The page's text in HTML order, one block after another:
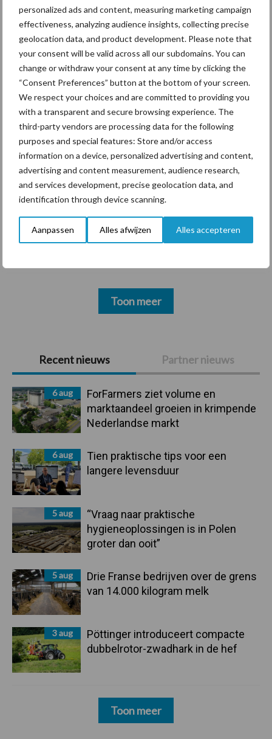
personalized ads and content, measuring marketing campaign
effectiveness, analyzing audience insights, collecting precise
geolocation data, and product development. Please note that
your consent will be valid across all our subdomains. You can
change or withdraw your consent at any time by clicking the
“Consent Preferences” button at the bottom of your screen.
We respect your choices and are committed to providing you
with a transparent and secure browsing experience. The
third-party vendors are processing data for the following
purposes and special features: Store and/or access
information on a device, personalized advertising and content,
advertising and content measurement, audience research,
and services development, precise geolocation data, and
identification through device scanning.
Aanpassen Alles afwijzen Alles accepteren
Primaire
Sidebar
Recent nieuws Partner nieuws
6 aug
ForFarmers ziet volume en
marktaandeel groeien in krimpende
Nederlandse markt
6 aug
Tien praktische tips voor een
langere levensduur
5 aug
“Vraag naar praktische
hygieneoplossingen is in Polen
groter dan ooit”
5 aug
Drie Franse bedrijven over de grens
van 14.000 kilogram melk
3 aug
Pöttinger introduceert compacte
dubbelrotor-zwadhark in de hef
Toon meer
“Vraag naar praktische
hygieneoplossingen is in
Polen groter dan ooit”
Themapagina's
Diergezondheid Bemesting Fokkerij
Bedrijfsnieuws
Ligbox &
Voerhekken
Toon meer